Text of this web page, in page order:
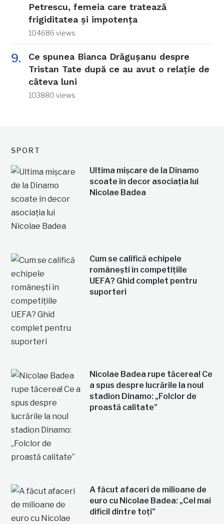
Petrescu, femeia care tratează
frigiditatea și impotența
104686 views
Ce spunea Bianca Drăgușanu despre
Tristan Tate după ce au avut o relație de
câteva luni
103880 views
SPORT
Ultima mișcare de la Dinamo
scoate în decor asociația lui
Nicolae Badea
Cum se califică echipele
românești în competițiile
UEFA? Ghid complet pentru
suporteri
Nicolae Badea rupe tăcerea! Ce
a spus despre lucrările la noul
stadion Dinamo: „Folclor de
proastă calitate”
A făcut afaceri de milioane de
euro cu Nicolae Badea: „Cel mai
dificil dintre toți”